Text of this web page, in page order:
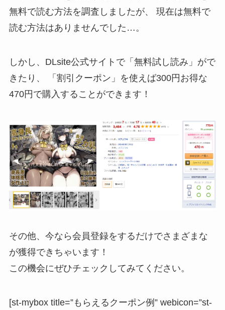
無料で読む方法を調査しましたが、 現在は無料で
読む方法はありませんでした…。
しかし、DLsite公式サイトで「 無料試し読み 」がで
きたり、 「 割引クーポン 」を使えば300円お得な
470円 で購入することができます！
その他、今なら会員登録をするだけでさまざまな
が獲得できちゃいます！
この機会にぜひチェックしてみてください。
[st-mybox title=”もらえるクーポン例” webicon=”st-